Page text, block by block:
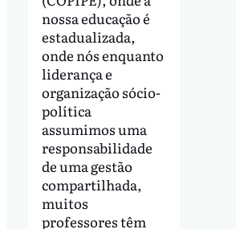
nossa educação é
estadualizada,
onde nós enquanto
liderança e
organização sócio-
política
assumimos uma
responsabilidade
de uma gestão
compartilhada,
muitos
professores têm